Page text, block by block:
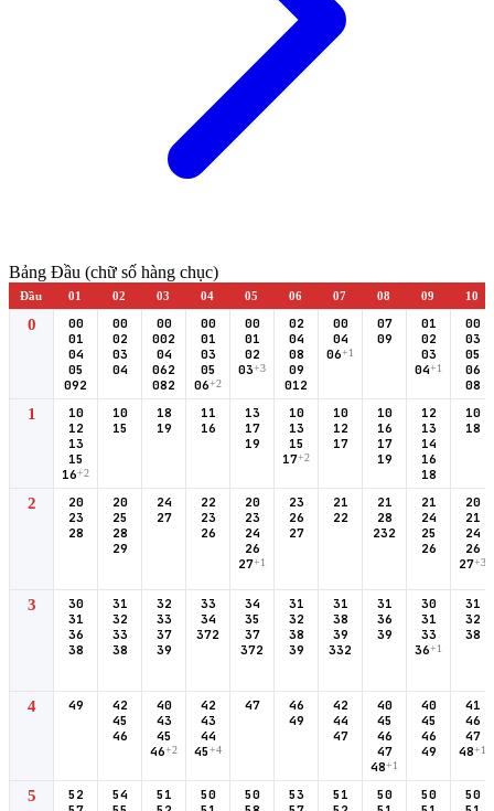
Bảng Đầu (chữ số hàng chục)
Đầu 01 02 03 04 05 06 07 08 09 10
0
00
01
04
05
092
00
02
03
04
00
002
04
062
082
00
01
03
05
06+2
00
01
02
03+3
02
04
08
09
012
00
04
06+1
07
09
01
02
03
04+1
00
03
05
06
08
1
10
12
13
15
16+2
10
15
18
19
11
16
13
17
19
10
13
15
17+2
10
12
17
10
16
17
19
12
13
14
16
18
10
18
2
20
23
28
20
25
28
29
24
27
22
23
26
20
23
24
26
27+1
23
26
27
21
22
21
28
232
21
24
25
26
20
21
24
26
27+3
3
30
31
36
38
31
32
33
38
32
33
37
39
33
34
372
34
35
37
372
31
32
38
39
31
38
39
332
31
36
39
30
31
33
36+1
31
32
38
4 49
42
45
46
40
43
45
46+2
42
43
44
45+4
47
46
49
42
44
47
40
45
46
47
48+1
40
45
46
49
41
46
47
48+1
5
52
54
51
50
50
53
51
50
50
50